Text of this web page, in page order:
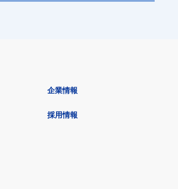
企業情報
採用情報